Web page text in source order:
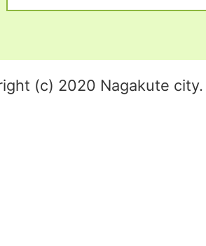
(c) 2020 Nagakute